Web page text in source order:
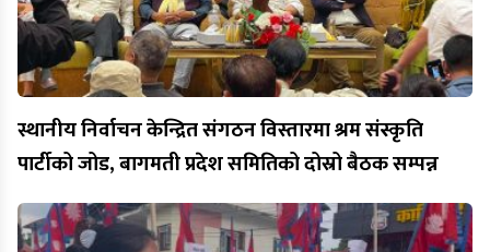
स्थानीय निर्वाचन केन्द्रित संगठन विस्तारमा श्रम संस्कृति
पार्टीको जोड, बागमती प्रदेश समितिको दोस्रो बैठक सम्पन्न